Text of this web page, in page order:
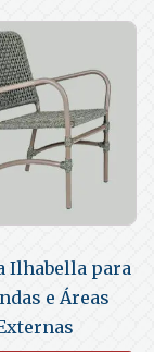
Ilhabella para
e Áreas